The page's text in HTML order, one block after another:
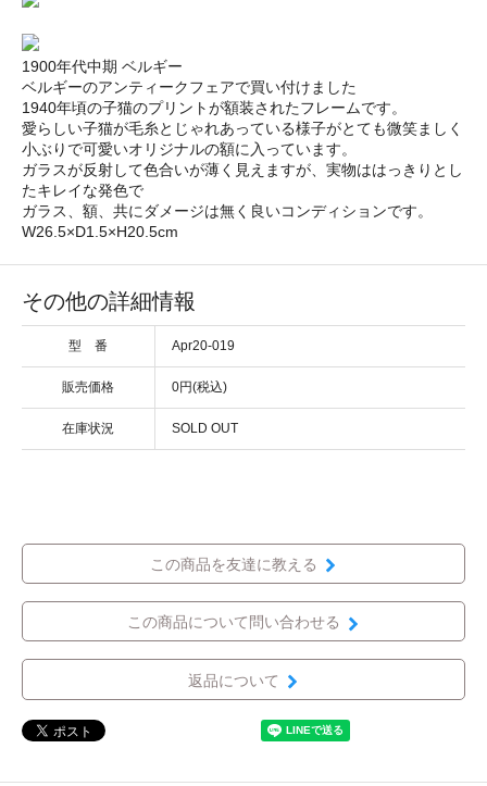
1900年代中期 ベルギー
ベルギーのアンティークフェアで買い付けました
1940年頃の子猫のプリントが額装されたフレームです。
愛らしい子猫が毛糸とじゃれあっている様子がとても微笑ましく
小ぶりで可愛いオリジナルの額に入っています。
ガラスが反射して色合いが薄く見えますが、実物ははっきりとし
たキレイな発色で
ガラス、額、共にダメージは無く良いコンディションです。
W26.5×D1.5×H20.5cm
その他の詳細情報
型 番 Apr20-019
販売価格 0円(税込)
在庫状況 SOLD OUT
この商品を友達に教える
この商品について問い合わせる
返品について